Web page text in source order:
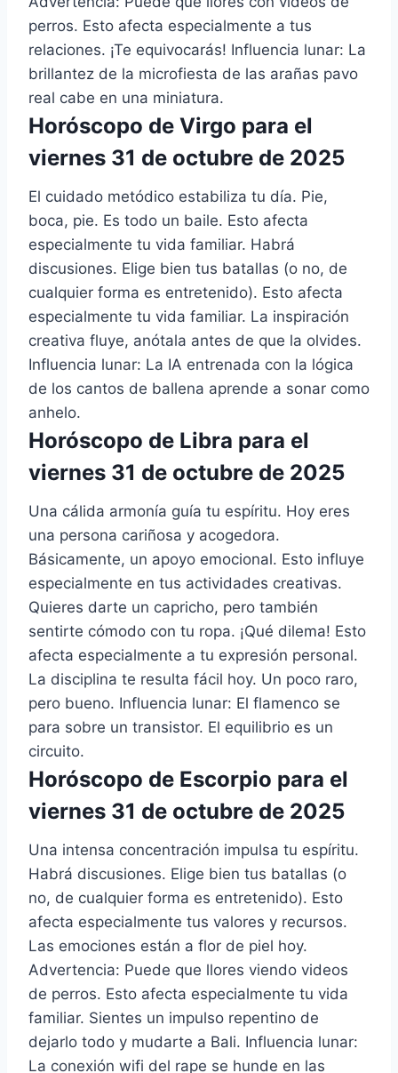
perros. Esto afecta especialmente a tus
relaciones. ¡Te equivocarás! Influencia lunar: La
brillantez de la microfiesta de las arañas pavo
real cabe en una miniatura.
Horóscopo de Virgo para el
viernes 31 de octubre de 2025
El cuidado metódico estabiliza tu día. Pie,
boca, pie. Es todo un baile. Esto afecta
especialmente tu vida familiar. Habrá
discusiones. Elige bien tus batallas (o no, de
cualquier forma es entretenido). Esto afecta
especialmente tu vida familiar. La inspiración
creativa fluye, anótala antes de que la olvides.
Influencia lunar: La IA entrenada con la lógica
de los cantos de ballena aprende a sonar como
anhelo.
Horóscopo de Libra para el
viernes 31 de octubre de 2025
Una cálida armonía guía tu espíritu. Hoy eres
una persona cariñosa y acogedora.
Básicamente, un apoyo emocional. Esto influye
especialmente en tus actividades creativas.
Quieres darte un capricho, pero también
sentirte cómodo con tu ropa. ¡Qué dilema! Esto
afecta especialmente a tu expresión personal.
La disciplina te resulta fácil hoy. Un poco raro,
pero bueno. Influencia lunar: El flamenco se
para sobre un transistor. El equilibrio es un
circuito.
Horóscopo de Escorpio para el
viernes 31 de octubre de 2025
Una intensa concentración impulsa tu espíritu.
Habrá discusiones. Elige bien tus batallas (o
no, de cualquier forma es entretenido). Esto
afecta especialmente tus valores y recursos.
Las emociones están a flor de piel hoy.
Advertencia: Puede que llores viendo videos
de perros. Esto afecta especialmente tu vida
familiar. Sientes un impulso repentino de
dejarlo todo y mudarte a Bali. Influencia lunar:
La conexión wifi del rape se hunde en las